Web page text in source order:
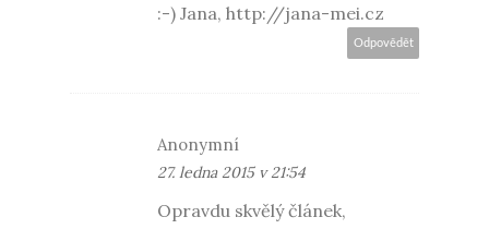
:-) Jana, http://jana-mei.cz
Odpovědět
Anonymní
27. ledna 2015 v 21:54
Opravdu skvělý článek,